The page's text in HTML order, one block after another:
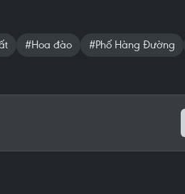
#Hoa đào #Phố Hàng Đường